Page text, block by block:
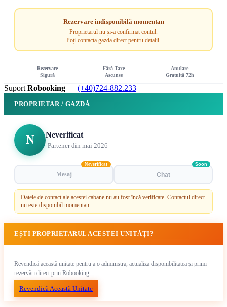
Rezervare indisponibilă momentan
Proprietarul nu și-a confirmat contul.
Poți contacta gazda direct pentru detalii.
Rezervare
Sigură
Fără Taxe
Ascunse
Anulare
Gratuită 72h
Suport Robooking — (+40)724-882.233
PROPRIETAR / GAZDĂ
N Neverificat
Partener din mai 2026
Mesaj
Neverificat
Chat
Soon
Datele de contact ale acestei cabane nu au fost încă verificate. Contactul direct
nu este disponibil momentan.
EȘTI PROPRIETARUL ACESTEI UNITĂȚI?
Revendică această unitate pentru a o administra, actualiza disponibilitatea și primi
rezervări direct prin Robooking.
Revendică Această Unitate